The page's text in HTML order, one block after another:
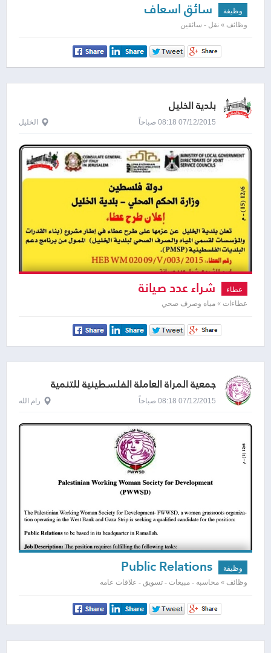
وظيفة سائق اسعاف
وظائف » نقل - سائقين
بلدية الخليل
07/12/2015 08:18 صباحاً الخليل
عطاء شراء عدد صيانة
عطاءات » مياه وصرف صحي
جمعية المرأة العاملة الفلسطينية للتنمية
07/12/2015 08:18 صباحاً رام الله
وظيفة
وظائف » محاسبه - مبيعات - تسويق - علاقات عامه